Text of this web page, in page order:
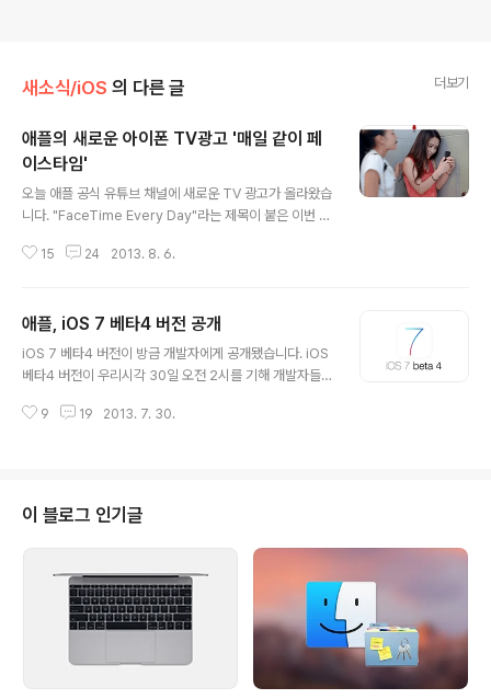
새소식/iOS 의 다른 글 더보기
애플의 새로운 아이폰 TV광고 '매일 같이 페
이스타임'
오늘 애플 공식 유튜브 채널에 새로운 TV 광고가 올라왔습
니다. "FaceTime Every Day"라는 제목이 붙은 이번 영
리즈의 3번째에 해당하는 영상으로, 애플의 무료 영상통화
처럼 스타나 유명인을 전면에 내세우지 않고 평범한 사람
들이 일상에서 페이스타임을 이용하는 모습을 스냅샷처럼
흘려보내며 시청자들과의 교감을 시도하고 있습니다. 그리
보다 아이폰을 통해 얼굴을 자주 마주하고 통화합니다"라
15 24 2013. 8. 6.
애플, iOS 7 베타4 버전 공개
iOS 7 베타4 버전이 방금 개발자에게 공개됐습니다. iOS
베타4 버전이 우리시각 30일 오전 2시를 기해 개발자들에
없지만, 베타3 버전에서 보고된 다양한 오류가 해결됐다고
터페이스에 많은 변화가 있었는데, 우선 락스크린의 "밀어
서 잠금해제" 문구 왼쪽으로 화살표가 추가되고 화면 위아
래 있던 화살표가 일자로 대체됐으며, 전화 다이얼 화면과
전화 수신 버튼, 카메라 필터 인터페이스, 키보드 디자인이
미묘하게 달라졌습니다. 또, 최신 iOS 기기에서만 사용할
수 있던 카메라 필터를 ..
9 19 2013. 7. 30.
이 블로그 인기글